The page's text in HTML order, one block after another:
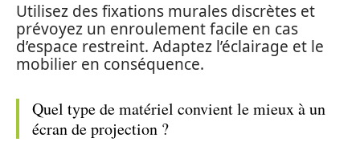
Utilisez des fixations murales discrètes et
prévoyez un enroulement facile en cas
d’espace restreint. Adaptez l’éclairage et le
mobilier en conséquence.
Quel type de matériel convient le mieux à un
écran de projection ?